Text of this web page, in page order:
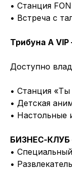
• Станция
• Встреча с
Трибуна A
Доступно
• Станция
• Детская
• Настольные
БИЗНЕС-КЛУБ
•
•